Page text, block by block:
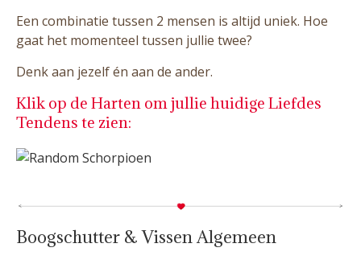
Een combinatie tussen 2 mensen is altijd uniek. Hoe
gaat het momenteel tussen jullie twee?
Denk aan jezelf én aan de ander.
Klik op de Harten om jullie huidige Liefdes
Tendens te zien:
Boogschutter & Vissen Algemeen